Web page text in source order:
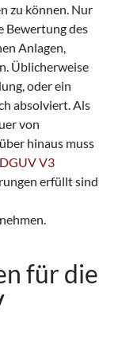
zu können. Nur
Bewertung des
Anlagen,
Üblicherweise
oder ein
absolviert. Als
von
hinaus muss
DGUV V3
erfüllt sind
für die